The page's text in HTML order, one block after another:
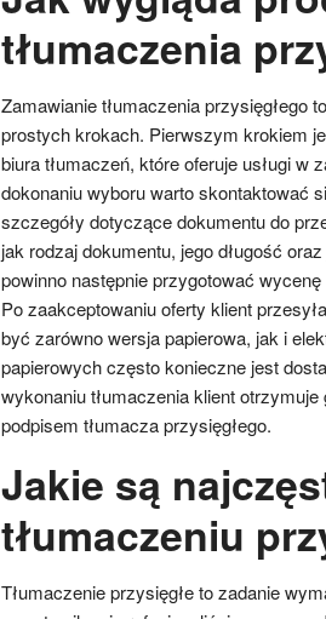
tłumaczenia
Zamawianie tłumaczenia przysięgłego
prostych krokach. Pierwszym krokiem
biura tłumaczeń, które oferuje usługi w
dokonaniu wyboru warto skontaktować
szczegóły dotyczące dokumentu do
jak rodzaj dokumentu, jego długość
powinno następnie przygotować
Po zaakceptowaniu oferty klient
być zarówno wersja papierowa, jak i
papierowych często konieczne jest
wykonaniu tłumaczenia klient
podpisem tłumacza przysięgłego.
Jakie są
tłumaczeniu
Tłumaczenie przysięgłe to zadanie